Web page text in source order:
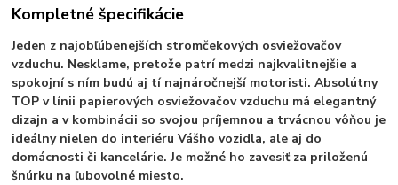
Kompletné špecifikácie
Jeden z najobľúbenejších stromčekových osviežovačov
vzduchu. Nesklame, pretože patrí medzi najkvalitnejšie a
spokojní s ním budú aj tí najnáročnejší motoristi. Absolútny
TOP v línii papierových osviežovačov vzduchu má elegantný
dizajn a v kombinácii so svojou príjemnou a trvácnou vôňou je
ideálny nielen do interiéru Vášho vozidla, ale aj do
domácnosti či kancelárie. Je možné ho zavesiť za priloženú
šnúrku na ľubovolné miesto.